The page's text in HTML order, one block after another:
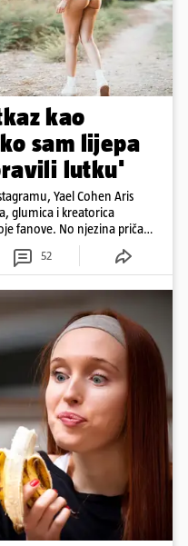
kao
sam lijepa
lutku'
Yael Cohen Aris
glumica i kreatorica
fanove. No njezina priča
izazovima
52